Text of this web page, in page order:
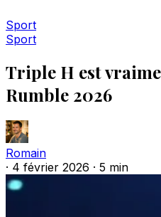
Sport
Sport
Triple H est
Rumble 2026
Romain
· 4 février 2026 · 5 min